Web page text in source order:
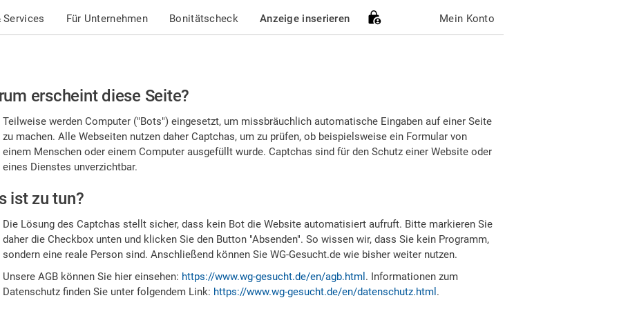
Services Für Unternehmen Bonitätscheck Anzeige inserieren Mein Konto
erscheint diese Seite?
Teilweise werden Computer ("Bots") eingesetzt, um missbräuchlich automatische Eingaben auf einer Seite
zu machen. Alle Webseiten nutzen daher Captchas, um zu prüfen, ob beispielsweise ein Formular von
einem Menschen oder einem Computer ausgefüllt wurde. Captchas sind für den Schutz einer Website oder
eines Dienstes unverzichtbar.
ist zu tun?
Die Lösung des Captchas stellt sicher, dass kein Bot die Website automatisiert aufruft. Bitte markieren Sie
daher die Checkbox unten und klicken Sie den Button "Absenden". So wissen wir, dass Sie kein Programm,
sondern eine reale Person sind. Anschließend können Sie WG-Gesucht.de wie bisher weiter nutzen.
Unsere AGB können Sie hier einsehen: https://www.wg-gesucht.de/en/agb.html . Informationen zum
Datenschutz finden Sie unter folgendem Link: https://www.wg-gesucht.de/en/datenschutz.html .